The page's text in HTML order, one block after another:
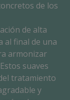
de los
de alta
al final de una
armonizar
suaves
tratamiento
y